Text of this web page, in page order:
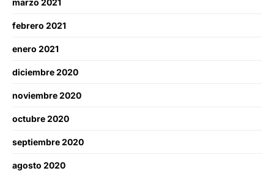
febrero 2021
enero 2021
diciembre 2020
noviembre 2020
octubre 2020
septiembre 2020
agosto 2020